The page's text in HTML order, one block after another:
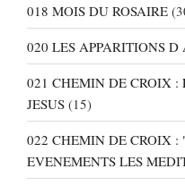
018 MOIS DU ROSAIRE
020 LES APPARITIONS
021 CHEMIN DE CROIX :
JESUS (15)
022 CHEMIN DE CROIX :
EVENEMENTS LES